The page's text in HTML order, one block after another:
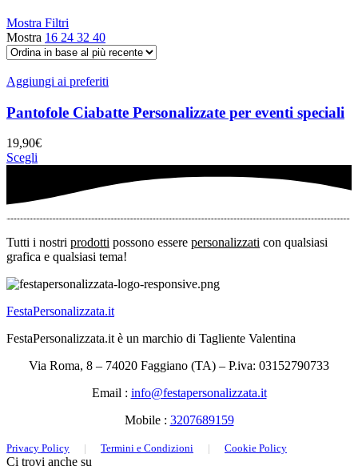
Mostra Filtri
Mostra 16 24 32 40
Aggiungi ai preferiti
Pantofole Ciabatte Personalizzate per eventi speciali
19,90€
Scegli
Tutti i nostri prodotti possono essere personalizzati con qualsiasi
grafica e qualsiasi tema!
FestaPersonalizzata.it
FestaPersonalizzata.it è un marchio di Tagliente Valentina
Via Roma, 8 – 74020 Faggiano (TA) – P.iva: 03152790733
Email : info@festapersonalizzata.it
Mobile : 3207689159
Privacy Policy | Termini e Condizioni | Cookie Policy
Ci trovi anche su